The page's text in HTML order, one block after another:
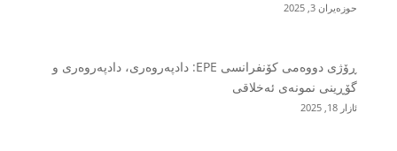
حوزه‌یران 3, 2025
ڕۆژی دووەمی کۆنفرانسی EPE: دادپەروەری، دادپەروەری و
گۆڕینی نمونەی ئەخلاقی
ئازار 18, 2025